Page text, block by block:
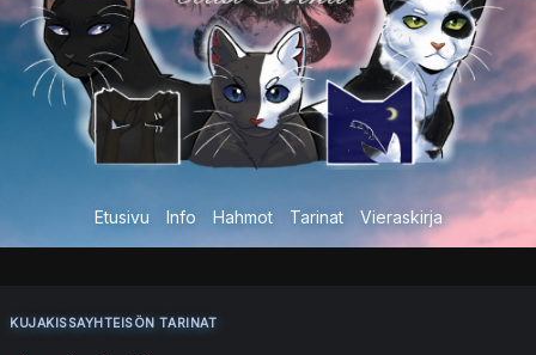
Etusivu Info Hahmot Tarinat Vieraskirja
KUJAKISSAYHTEISÖN TARINAT